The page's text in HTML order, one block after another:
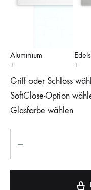
Aluminium
Griff oder Schloss
SoftClose-Option
Glasfarbe wählen